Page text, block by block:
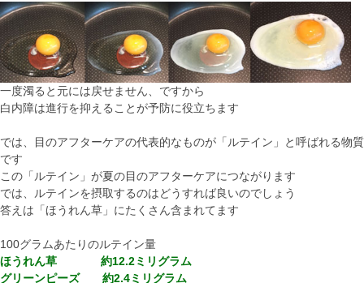
一度濁ると元には戻せません、ですから
白内障は進行を抑えることが予防に役立ちます
では、目のアフターケアの代表的なものが「ルテイン」と呼ばれる物質
です
この「ルテイン」が夏の目のアフターケアにつながります
では、ルテインを摂取するのはどうすれば良いのでしょう
答えは「ほうれん草」にたくさん含まれてます
100グラムあたりのルテイン量
ほうれん草 約12.2ミリグラム
グリーンピーズ 約2.4ミリグラム